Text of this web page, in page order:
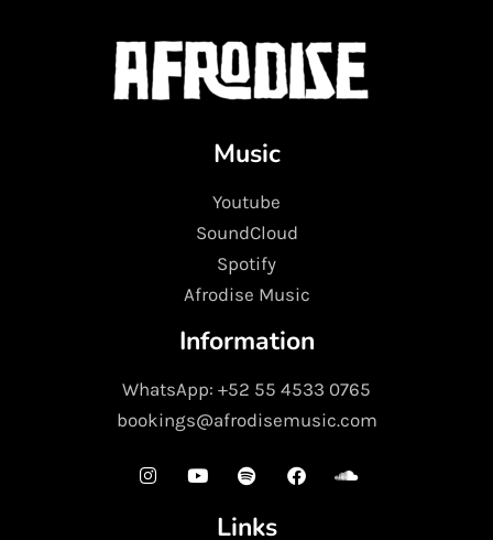
Music
Youtube
SoundCloud
Spotify
Afrodise Music
Information
WhatsApp: +52 55 4533 0765
bookings@afrodisemusic.com
Links